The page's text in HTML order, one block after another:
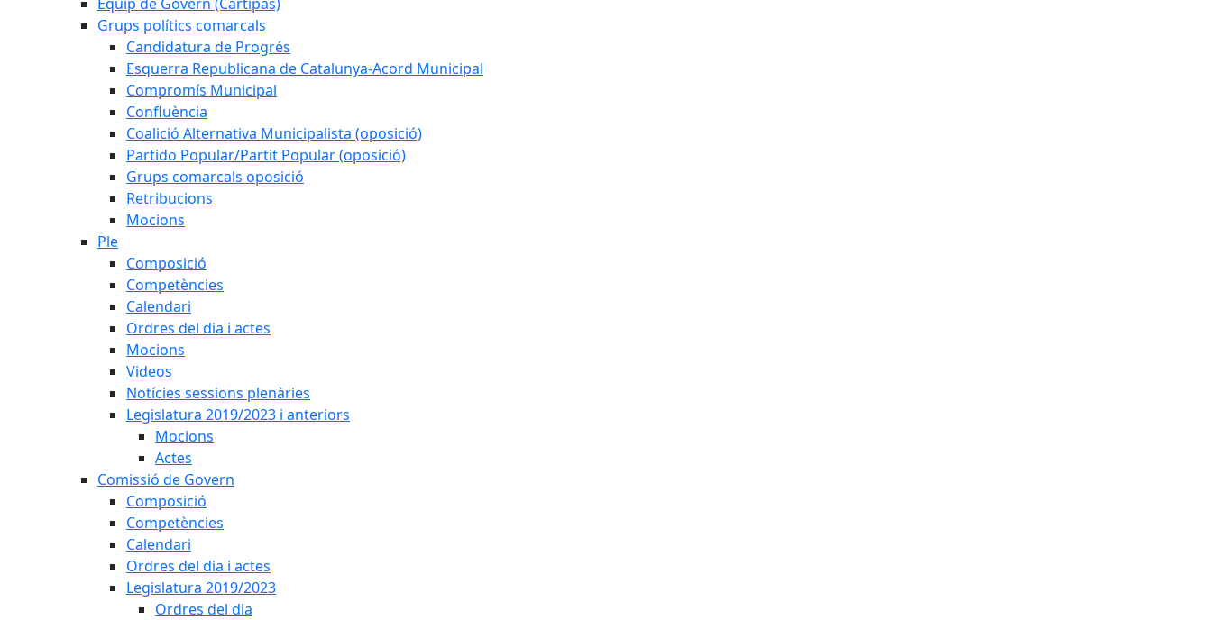
Grups polítics comarcals
Candidatura de Progrés
Esquerra Republicana de Catalunya-Acord Municipal
Compromís Municipal
Confluència
Coalició Alternativa Municipalista (oposició)
Partido Popular/Partit Popular (oposició)
Grups comarcals oposició
Retribucions
Mocions
Ple
Composició
Competències
Calendari
Ordres del dia i actes
Mocions
Videos
Notícies sessions plenàries
Legislatura 2019/2023 i anteriors
Mocions
Actes
Comissió de Govern
Composició
Competències
Calendari
Ordres del dia i actes
Legislatura 2019/2023
Ordres del dia